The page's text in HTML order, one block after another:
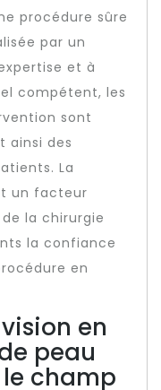
procédure sûre
par un
et à
compétent, les
sont
ainsi des
La
un facteur
la chirurgie
la confiance
en
en
peau
champ